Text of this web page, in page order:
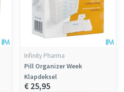
Infinity Pharma
Pill Organizer Week
Klapdeksel
€ 25,95